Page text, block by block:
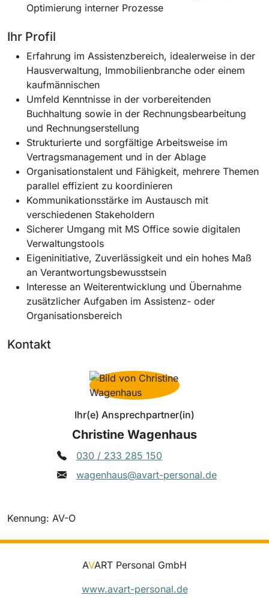
Optimierung interner Prozesse
Ihr Profil
Erfahrung im Assistenzbereich, idealerweise in der
Hausverwaltung, Immobilienbranche oder einem
kaufmännischen
Umfeld Kenntnisse in der vorbereitenden
Buchhaltung sowie in der Rechnungsbearbeitung
und Rechnungserstellung
Strukturierte und sorgfältige Arbeitsweise im
Vertragsmanagement und in der Ablage
Organisationstalent und Fähigkeit, mehrere Themen
parallel effizient zu koordinieren
Kommunikationsstärke im Austausch mit
verschiedenen Stakeholdern
Sicherer Umgang mit MS Office sowie digitalen
Verwaltungstools
Eigeninitiative, Zuverlässigkeit und ein hohes Maß
an Verantwortungsbewusstsein
Interesse an Weiterentwicklung und Übernahme
zusätzlicher Aufgaben im Assistenz- oder
Organisationsbereich
Kontakt
Ihr(e) Ansprechpartner(in)
Christine Wagenhaus
030 / 233 285 150
wagenhaus@avart-personal.de
Kennung: AV-O
AVART Personal GmbH
www.avart-personal.de